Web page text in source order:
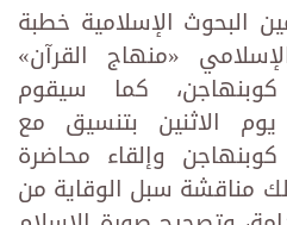
البحوث الإسلامية خطبة
«منهاج القرآن»
كوبنهاجن، كما سيقوم
الاثنين بتنسيق مع
وإلقاء محاضرة
مناقشة سبل الوقاية من